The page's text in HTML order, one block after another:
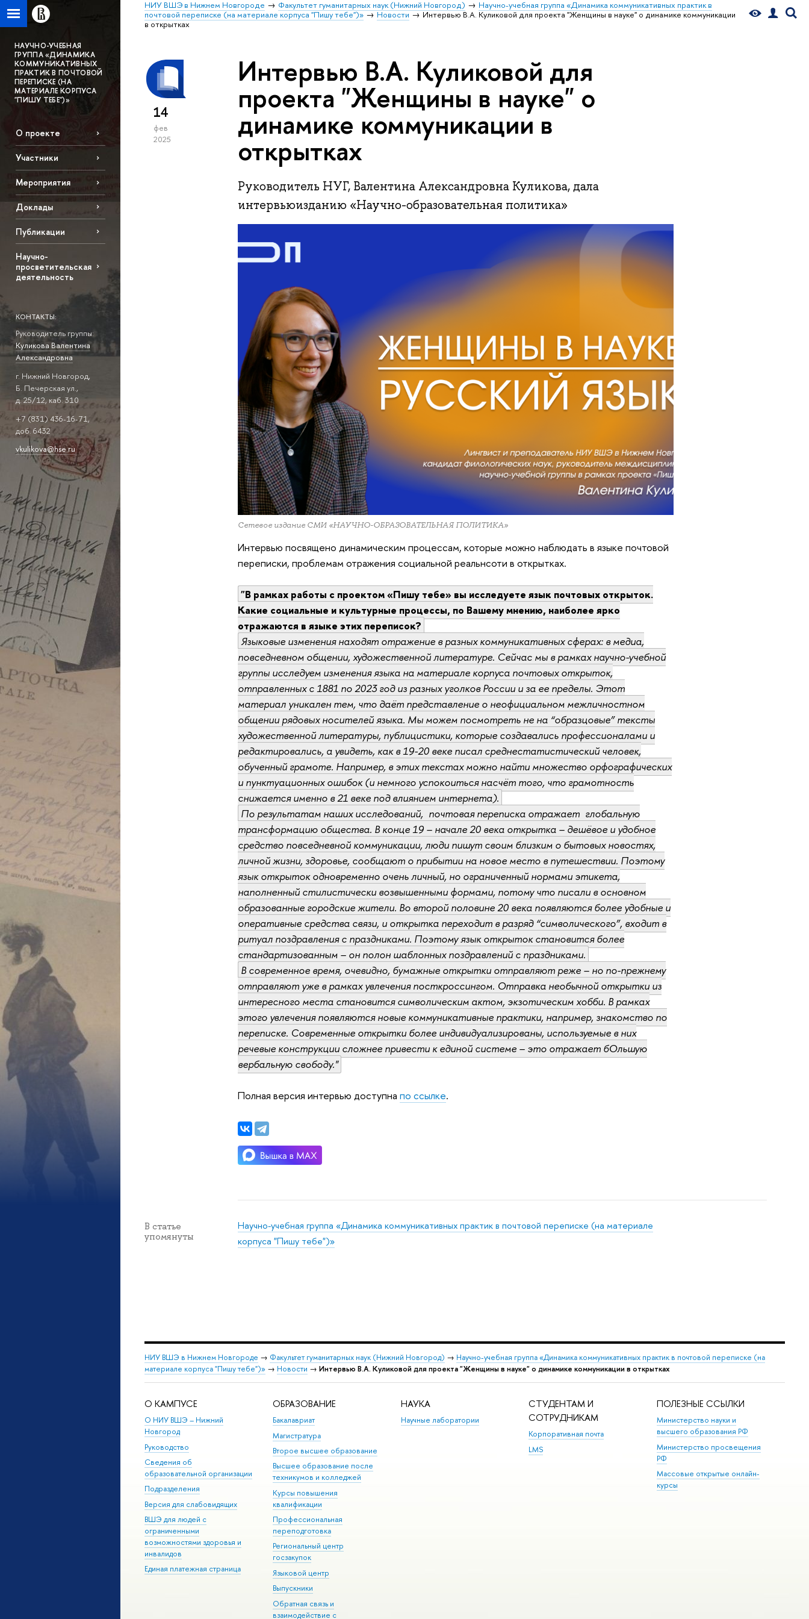
НИУ ВШЭ в Нижнем Новгороде Факультет гуманитарных наук (Нижний Новгород)
Научно-учебная группа «Динамика коммуникативных практик в
почтовой переписке (на материале корпуса "Пишу тебе")»
Новости
Интервью В.А. Куликовой для проекта "Женщины в науке" о динамике коммуникации
в открытках
НАУЧНО-УЧЕБНАЯ
ГРУППА «ДИНАМИКА
КОММУНИКАТИВНЫХ
ПРАКТИК В ПОЧТОВОЙ
ПЕРЕПИСКЕ (НА
МАТЕРИАЛЕ КОРПУСА
"ПИШУ ТЕБЕ")»
О проекте
Участники
Мероприятия
Доклады
Публикации
Научно-
просветительская
деятельность
КОНТАКТЫ:
Руководитель группы:
Куликова Валентина
Александровна
г. Нижний Новгород,
Б. Печерская ул.,
д. 25/12, каб. 310
+7 (831) 436-16-71,
доб. 6432
vkulikova@hse.ru
14
фев
2025
Интервью В.А. Куликовой для
проекта "Женщины в науке" о
динамике коммуникации в
открытках
Руководитель НУГ, Валентина Александровна Куликова, дала
интервьюизданию «Научно-образовательная политика»
Сетевое издание СМИ «НАУЧНО-ОБРАЗОВАТЕЛЬНАЯ ПОЛИТИКА»
Интервью посвящено динамическим процессам, которые можно наблюдать в языке почтовой
переписки, проблемам отражения социальной реальнсоти в открытках.
"В рамках работы с проектом «Пишу тебе» вы исследуете язык почтовых открыток.
Какие социальные и культурные процессы, по Вашему мнению, наиболее ярко
отражаются в языке этих переписок?
Языковые изменения находят отражение в разных коммуникативных сферах: в медиа,
повседневном общении, художественной литературе. Сейчас мы в рамках научно-учебной
группы исследуем изменения языка на материале корпуса почтовых открыток,
отправленных с 1881 по 2023 год из разных уголков России и за ее пределы. Этот
материал уникален тем, что даёт представление о неофициальном межличностном
общении рядовых носителей языка. Мы можем посмотреть не на “образцовые” тексты
художественной литературы, публицистики, которые создавались профессионалами и
редактировались, а увидеть, как в 19-20 веке писал среднестатистический человек,
обученный грамоте. Например, в этих текстах можно найти множество орфографических
и пунктуационных ошибок (и немного успокоиться насчёт того, что грамотность
снижается именно в 21 веке под влиянием интернета).
По результатам наших исследований, почтовая переписка отражает глобальную
трансформацию общества. В конце 19 – начале 20 века открытка – дешёвое и удобное
средство повседневной коммуникации, люди пишут своим близким о бытовых новостях,
личной жизни, здоровье, сообщают о прибытии на новое место в путешествии. Поэтому
язык открыток одновременно очень личный, но ограниченный нормами этикета,
наполненный стилистически возвышенными формами, потому что писали в основном
образованные городские жители. Во второй половине 20 века появляются более удобные и
оперативные средства связи, и открытка переходит в разряд “символического”, входит в
ритуал поздравления с праздниками. Поэтому язык открыток становится более
стандартизованным – он полон шаблонных поздравлений с праздниками.
В современное время, очевидно, бумажные открытки отправляют реже – но по-прежнему
отправляют уже в рамках увлечения посткроссингом. Отправка необычной открытки из
интересного места становится символическим актом, экзотическим хобби. В рамках
этого увлечения появляются новые коммуникативные практики, например, знакомство по
переписке. Современные открытки более индивидуализированы, используемые в них
речевые конструкции сложнее привести к единой системе – это отражает бОльшую
вербальную свободу."
Полная версия интервью доступнапо ссылке.
В статье
упомянуты
Научно-учебная группа «Динамика коммуникативных практик в почтовой переписке (на материале
корпуса "Пишу тебе")»
НИУ ВШЭ в Нижнем Новгороде → Факультет гуманитарных наук (Нижний Новгород) → Научно-учебная группа «Динамика коммуникативных практик в почтовой переписке (на
материале корпуса "Пишу тебе")» → Новости → Интервью В.А. Куликовой для проекта "Женщины в науке" о динамике коммуникации в открытках
О КАМПУСЕ
О НИУ ВШЭ – Нижний
Новгород
Руководство
Сведения об
образовательной организации
Подразделения
Версия для слабовидящих
ВШЭ для людей с
ограниченными
возможностями здоровья и
инвалидов
Единая платежная страница
ОБРАЗОВАНИЕ
Бакалавриат
Магистратура
Второе высшее образование
Высшее образование после
техникумов и колледжей
Курсы повышения
квалификации
Профессиональная
переподготовка
Региональный центр
госзакупок
Языковой центр
Выпускники
Обратная связь и
взаимодействие с
НАУКА
Научные лаборатории
СТУДЕНТАМ И
СОТРУДНИКАМ
Корпоративная почта
LMS
ПОЛЕЗНЫЕ ССЫЛКИ
Министерство науки и
высшего образования РФ
Министерство просвещения
РФ
Массовые открытые онлайн-
курсы